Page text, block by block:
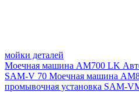
мойки деталей
Моечная машина AM700 LK
SAM-V 70 Моечная машина
промывочная установка SAM-